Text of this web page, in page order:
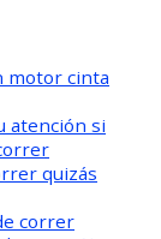
motor cinta
atención si
quizás
correr